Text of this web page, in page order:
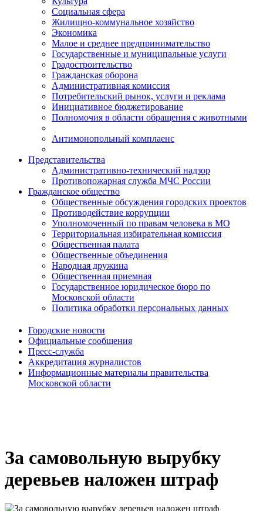
Социальная сфера
Жилищно-коммунальное хозяйство
Экономика
Малое и среднее предпринимательство
Государственные и муниципальные услуги
Градостроительство
Гражданская оборона
Административная комиссия
Потребительский рынок, услуги и реклама
Инициативное бюджетирование
Полномочия в области обращения с животными
Антимонопольный комплаенс
Представительства
Административно-технический надзор
Противопожарная служба МЧС России
Гражданское общество
Общественные обсуждения городских проектов
Противодействие коррупции
Уполномоченный по правам человека в МО
Территориальная избирательная комиссия
Общественная палата
Общественные объединения
Народная дружина
Общественная приемная
Государственное юридическое бюро по
Московской области
Политика обработки персональных данных
Городские новости
Официальные сообщения
Пресс-служба
Аккредитация журналистов
Информационные материалы правительства
Московской области
За самовольную вырубку
деревьев наложен штраф